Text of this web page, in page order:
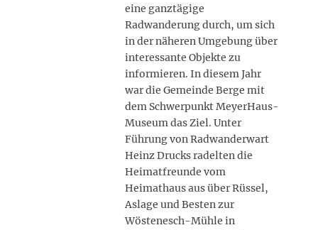
eine ganztägige
Radwanderung durch, um sich
in der näheren Umgebung über
interessante Objekte zu
informieren. In diesem Jahr
war die Gemeinde Berge mit
dem Schwerpunkt MeyerHaus-
Museum das Ziel. Unter
Führung von Radwanderwart
Heinz Drucks radelten die
Heimatfreunde vom
Heimathaus aus über Rüssel,
Aslage und Besten zur
Wöstenesch-Mühle in